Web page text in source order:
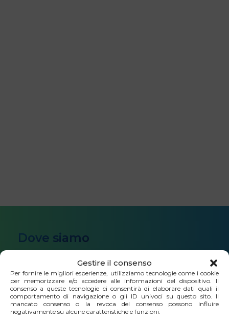
Gestire il consenso
Per fornire le migliori esperienze, utilizziamo tecnologie come i cookie
per memorizzare e/o accedere alle informazioni del dispositivo. Il
consenso a queste tecnologie ci consentirà di elaborare dati quali il
comportamento di navigazione o gli ID univoci su questo sito. Il
mancato consenso o la revoca del consenso possono influire
negativamente su alcune caratteristiche e funzioni.
Dove siamo
Via Milano 40C/3 scala dx, 16126 Genova
Orari di apertura al pubblico
dal lunedì al giovedì 9.00 – 13.00 | 14.00 – 17.00